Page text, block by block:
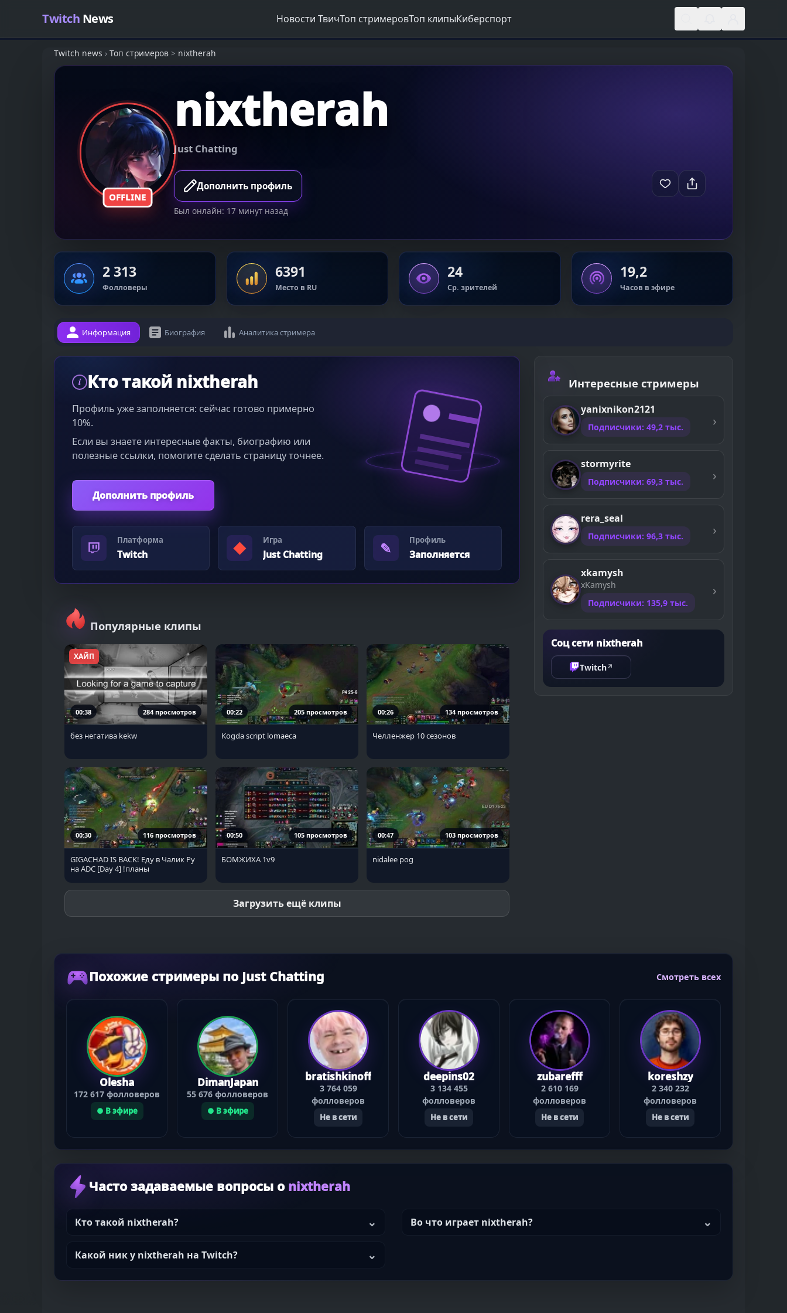
Twitch News Новости ТвичТоп стримеровТоп клипыКиберспорт
Twitch news › Топ стримеров > nixtherah
OFFLINE
nixtherah
Just Chatting
Дополнить профиль
Был онлайн: 17 минут назад
2 313
Фолловеры
6391
Место в RU
24
Ср. зрителей
19,2
Часов в эфире
Информация Биография Аналитика стримера
i Кто такой nixtherah
Профиль уже заполняется: сейчас готово примерно
10%.
Если вы знаете интересные факты, биографию или
полезные ссылки, помогите сделать страницу точнее.
Дополнить профиль
Платформа
Twitch ◆ Игра
Just Chatting ✎ Профиль
Заполняется
Популярные клипы
ХАЙП
00:38 284 просмотров
без негатива kekw
00:22 205 просмотров
Kogda script lomaeca
00:26 134 просмотров
Челленжер 10 сезонов
00:30 116 просмотров
GIGACHAD IS BACK! Еду в Чалик Ру
на ADC [Day 4] !планы
00:50 105 просмотров
БОМЖИХА 1v9
00:47 103 просмотров
nidalee pog
Загрузить ещё клипы
Интересные стримеры
yanixnikon2121
Подписчики: 49,2 тыс.
stormyrite
Подписчики: 69,3 тыс.
rera_seal
Подписчики: 96,3 тыс.
xkamysh
xKamysh
Подписчики: 135,9 тыс.
Соц сети nixtherah
Twitch↗
Похожие стримеры по Just Chatting Смотреть всех
Olesha
172 617 фолловеров
● В эфире
DimanJapan
55 676 фолловеров
● В эфире
bratishkinoff
3 764 059
фолловеров
Не в сети
deepins02
3 134 455
фолловеров
Не в сети
zubarefff
2 610 169
фолловеров
Не в сети
koreshzy
2 340 232
фолловеров
Не в сети
Часто задаваемые вопросы о nixtherah
Кто такой nixtherah? Во что играет nixtherah?
Какой ник у nixtherah на Twitch?